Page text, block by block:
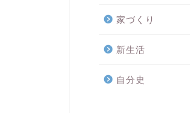
家づくり
新生活
自分史